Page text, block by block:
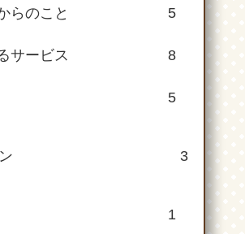
らのこと 5
サービス 8
5
3
1